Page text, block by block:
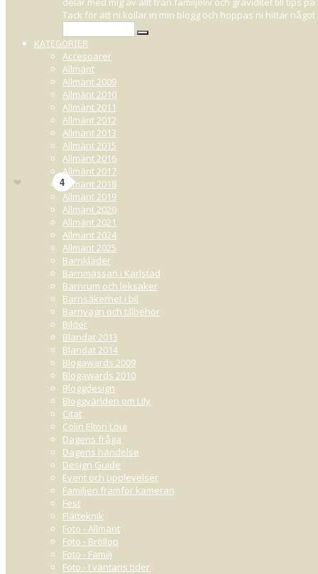
Tack för att ni kollar in min blogg och hoppas ni hittar
KATEGORIER
Accesoarer
Allmänt
Allmänt 2009
Allmänt 2010
Allmänt 2011
Allmänt 2012
Allmänt 2013
Allmänt 2015
Allmänt 2016
Allmänt 2017
Allmänt 2018
Allmänt 2019
Allmänt 2020
Allmänt 2021
Allmänt 2024
Allmänt 2025
Barnkläder
Barnmässan i Karlstad
Barnrum och leksaker
Barnsäkerhet i bil
Barnvagn och tillbehör
Bilder
Blandat 2013
Blandat 2014
Blogawards 2009
Blogawards 2010
Bloggdesign
Bloggvärlden om Lily
Citat
Colin Elton Loui
Dagens fråga
Dagens händelse
Design Guide
Event och upplevelser
Familjen framför kameran
Fest
Flätteknik
Foto - Allmänt
Foto - Bröllop
Foto - Familj
Foto - I väntans tider
TÄVLING:
MARS 11, 2015 14:18
LÓréal Paris prodigy är en ammoniakfri färg, vilket gör att den är mer
resultat. Ni kan i samarbete med LÓréal Paris vinna ett stort lyxigt kit
HÄRför att komma till tävlingen.
Inlägget är publicerat i samarbete med LÓréal Paris.
4
3
MARS 11, 2015 14:57
Tävlingen är ju redan avslutad?
Nej : ) Den är i full gång!
LINDA BLOM
AMANDA♥
Åh, kul med en tävling!
TOMMY
jaha trodde man skulle motivera ju xD